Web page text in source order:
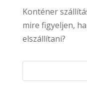
Konténer
mire figyeljen,
elszállítani?